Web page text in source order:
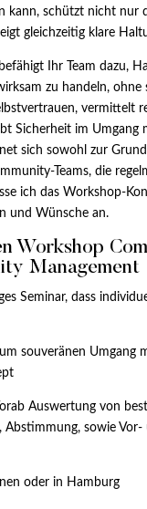
kann, schützt nicht nur
gleichzeitig klare
Ihr Team dazu,
zu handeln, ohne
vermittelt
Sicherheit im Umgang
sich sowohl zur
Teams, die
ich das Workshop-
und Wünsche an.
Workshop
Management
Seminar, dass
souveränen Umgang
Auswertung von
Abstimmung, sowie
oder in Hamburg